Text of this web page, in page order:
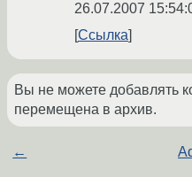
26.07.2007
Ссылка
Вы не можете добавлять
перемещена в архив.
←